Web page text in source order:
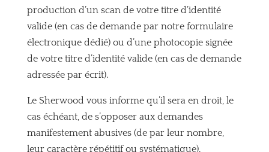
production d’un scan de votre titre d’identité
valide (en cas de demande par notre formulaire
électronique dédié) ou d’une photocopie signée
de votre titre d’identité valide (en cas de demande
adressée par écrit).
Le Sherwood vous informe qu’il sera en droit, le
cas échéant, de s’opposer aux demandes
manifestement abusives (de par leur nombre,
leur caractère répétitif ou systématique).